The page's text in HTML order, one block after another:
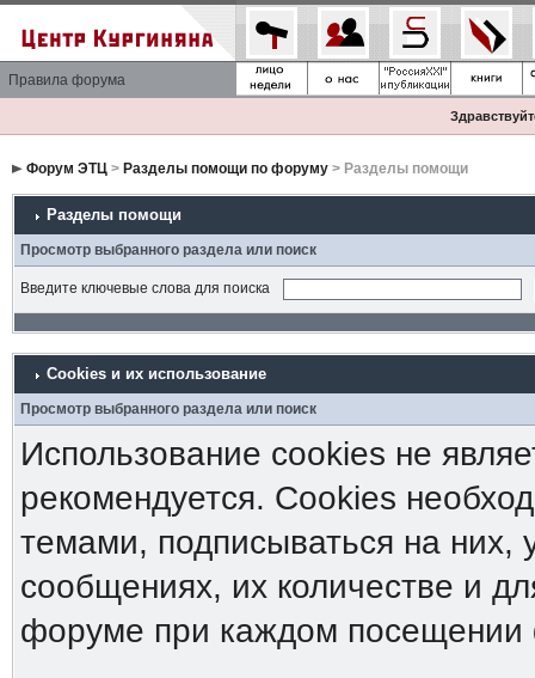
Правила форума
Форум ЭТЦ> Разделы помощи по форуму> Разделы помощи
Разделы помощи
Просмотр выбранного раздела или поиск
Введите ключевые слова для поиска
Cookies и их использование
Просмотр выбранного раздела или поиск
Использование cookies не
рекомендуется. Cookies
темами, подписываться на них,
сообщениях, их количестве и
форуме при каждом